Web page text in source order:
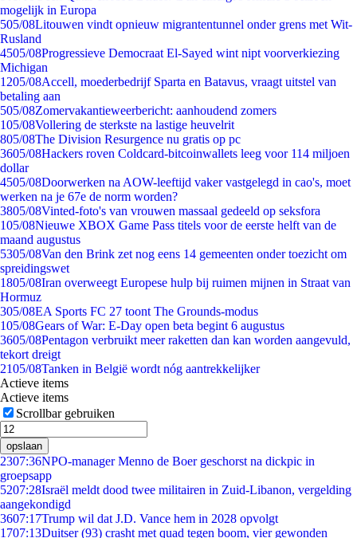
mogelijk in Europa
505/08Litouwen vindt opnieuw migrantentunnel onder grens met Wit-
Rusland
4505/08Progressieve Democraat El-Sayed wint nipt voorverkiezing
Michigan
1205/08Accell, moederbedrijf Sparta en Batavus, vraagt uitstel van
betaling aan
505/08Zomervakantieweerbericht: aanhoudend zomers
105/08Vollering de sterkste na lastige heuvelrit
805/08The Division Resurgence nu gratis op pc
3605/08Hackers roven Coldcard-bitcoinwallets leeg voor 114 miljoen
dollar
4505/08Doorwerken na AOW-leeftijd vaker vastgelegd in cao's, moet
werken na je 67e de norm worden?
3805/08Vinted-foto's van vrouwen massaal gedeeld op seksfora
105/08Nieuwe XBOX Game Pass titels voor de eerste helft van de
maand augustus
5305/08Van den Brink zet nog eens 14 gemeenten onder toezicht om
spreidingswet
1805/08Iran overweegt Europese hulp bij ruimen mijnen in Straat van
Hormuz
305/08EA Sports FC 27 toont The Grounds-modus
105/08Gears of War: E-Day open beta begint 6 augustus
3605/08Pentagon verbruikt meer raketten dan kan worden aangevuld,
tekort dreigt
2105/08Tanken in België wordt nóg aantrekkelijker
Actieve items
Actieve items
Scrollbar gebruiken
opslaan
2307:36NPO-manager Menno de Boer geschorst na dickpic in
groepsapp
5207:28Israël meldt dood twee militairen in Zuid-Libanon, vergelding
aangekondigd
3607:17Trump wil dat J.D. Vance hem in 2028 opvolgt
1707:13Duitser (93) crasht met quad tegen boom, vier gewonden